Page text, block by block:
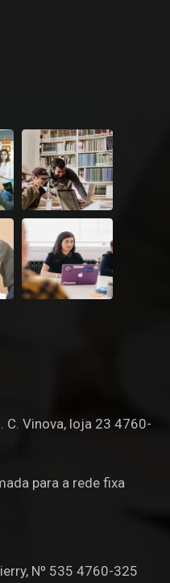
C. Vinova, loja 23 4760-
para a rede fixa
Nº 535 4760-325